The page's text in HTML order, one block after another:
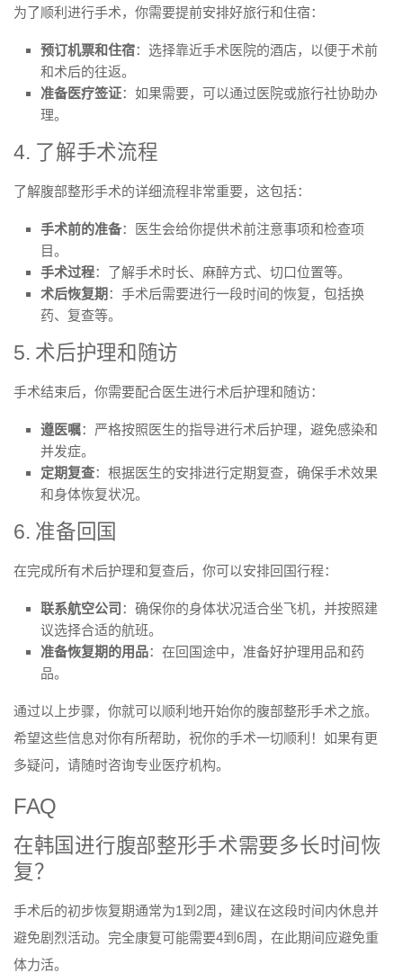
为了顺利进行手术，你需要提前安排好旅行和住宿：
预订机票和住宿：选择靠近手术医院的酒店，以便于术前
和术后的往返。
准备医疗签证：如果需要，可以通过医院或旅行社协助办
理。
4. 了解手术流程
了解腹部整形手术的详细流程非常重要，这包括：
手术前的准备：医生会给你提供术前注意事项和检查项
目。
手术过程：了解手术时长、麻醉方式、切口位置等。
术后恢复期 ：手术后需要进行一段时间的恢复，包括换
药、复查等。
5. 术后护理和随访
手术结束后，你需要配合医生进行术后护理和随访：
遵医嘱：严格按照医生的指导进行术后护理，避免感染和
并发症。
定期复查：根据医生的安排进行定期复查，确保手术效果
和身体恢复状况。
6. 准备回国
在完成所有术后护理和复查后，你可以安排回国行程：
联系航空公司 ：确保你的身体状况适合坐飞机，并按照建
议选择合适的航班。
准备恢复期的用品：在回国途中，准备好护理用品和药
品。
通过以上步骤，你就可以顺利地开始你的腹部整形手术之旅。
希望这些信息对你有所帮助，祝你的手术一切顺利！如果有更
多疑问，请随时咨询专业医疗机构。
FAQ
在韩国进行腹部整形手术需要多长时间恢
复？
手术后的初步恢复期通常为1到2周，建议在这段时间内休息并
避免剧烈活动。完全康复可能需要4到6周，在此期间应避免重
体力活。